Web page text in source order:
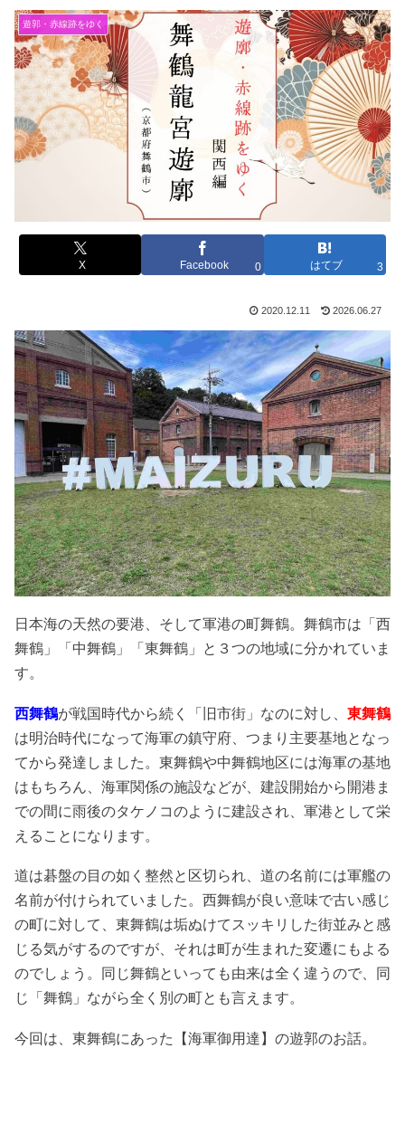
遊郭・赤線跡をゆく
X Facebook 0 はてブ 3
2020.12.11 2026.06.27
日本海の天然の要港、そして軍港の町舞鶴。舞鶴市は「西
舞鶴」「中舞鶴」「東舞鶴」と３つの地域に分かれていま
す。
西舞鶴が戦国時代から続く「旧市街」なのに対し、 東舞鶴
は明治時代になって海軍の鎮守府、つまり主要基地となっ
てから発達しました。東舞鶴や中舞鶴地区には海軍の基地
はもちろん、海軍関係の施設などが、建設開始から開港ま
での間に雨後のタケノコのように建設され、軍港として栄
えることになります。
道は碁盤の目の如く整然と区切られ、道の名前には軍艦の
名前が付けられていました。西舞鶴が良い意味で古い感じ
の町に対して、東舞鶴は垢ぬけてスッキリした街並みと感
じる気がするのですが、それは町が生まれた変遷にもよる
のでしょう。同じ舞鶴といっても由来は全く違うので、同
じ「舞鶴」ながら全く別の町とも言えます。
今回は、東舞鶴にあった【海軍御用達】の遊郭のお話。